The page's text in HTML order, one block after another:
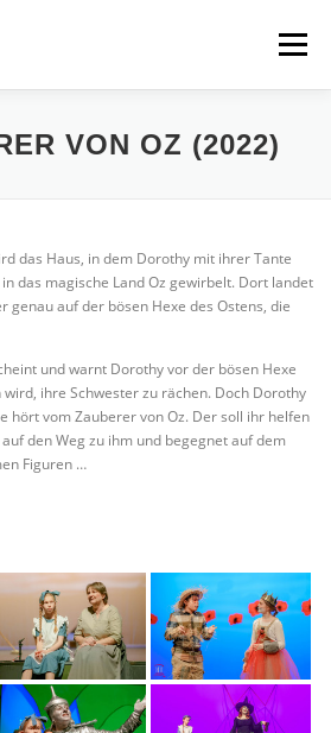
Menü
AKTUELL
VON OZ (2022)
das Haus, in dem Dorothy mit ihrer Tante
das magische Land Oz gewirbelt. Dort landet
genau auf der bösen Hexe des Ostens, die
und warnt Dorothy vor der bösen Hexe
ihre Schwester zu rächen. Doch Dorothy
hört vom Zauberer von Oz. Der soll ihr helfen
den Weg zu ihm und begegnet auf dem
Figuren …